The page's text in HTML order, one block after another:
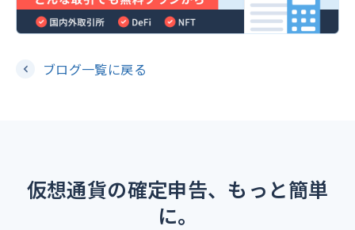
ブログ一覧に戻る
仮想通貨の確定申告、もっと簡単
に。